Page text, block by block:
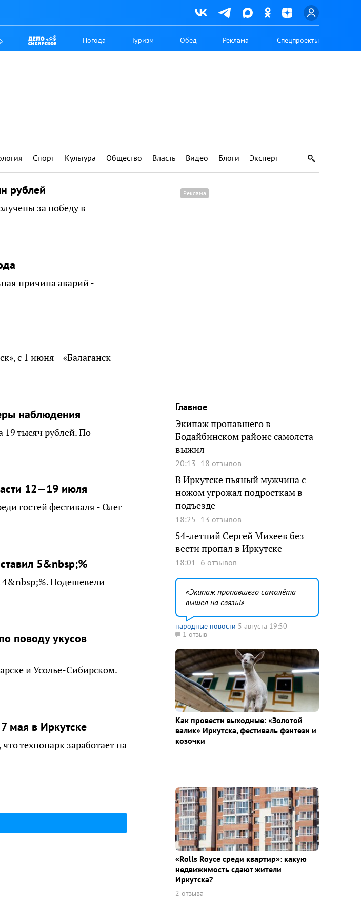
Погода Туризм Обед Реклама Спецпроекты
Спорт Культура Общество Власть Видео Блоги Эксперт
рублей
за победу в
причина аварий -
с 1 июня – «Балаганск –
наблюдения
19 тысяч рублей. По
12—19 июля
гостей фестиваля - Олег
5&nbsp;%
Подешевели
поводу укусов
и Усолье-Сибирском.
мая в Иркутске
технопарк заработает на
Главное
Экипаж пропавшего в
Бодайбинском районе самолета
выжил
20:13 18 отзывов
В Иркутске пьяный мужчина с
ножом угрожал подросткам в
подъезде
18:25 13 отзывов
54-летний Сергей Михеев без
вести пропал в Иркутске
18:01 6 отзывов
Экипаж пропавшего самолёта
вышел на связь!
народные новости 5 августа 19:50
1 отзыв
Как провести выходные: «Золотой
валик» Иркутска, фестиваль фэнтези и
козочки
«Rolls Royce среди квaртир»: какую
недвижимость сдают жители
Иркутска?
2 отзыва